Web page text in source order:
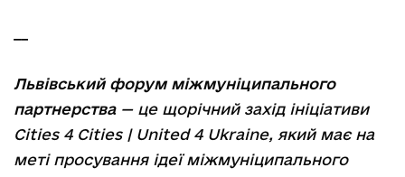
Львівський форум міжмуніципального
партнерства — це щорічний захід ініціативи
Cities 4 Cities | United 4 Ukraine, який має на
меті просування ідеї міжмуніципального